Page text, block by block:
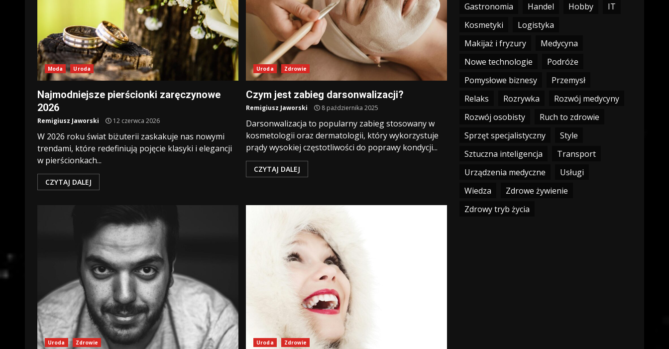
Moda Uroda
Najmodniejsze pierścionki zaręczynowe
2026
Remigiusz Jaworski 12 czerwca 2026
W 2026 roku świat biżuterii zaskakuje nas nowymi
trendami, które redefiniują pojęcie klasyki i elegancji
w pierścionkach...
CZYTAJ DALEJ
Uroda Zdrowie
Czym jest zabieg darsonwalizacji?
Remigiusz Jaworski 8 października 2025
Darsonwalizacja to popularny zabieg stosowany w
kosmetologii oraz dermatologii, który wykorzystuje
prądy wysokiej częstotliwości do poprawy kondycji...
CZYTAJ DALEJ
Uroda Zdrowie Uroda Zdrowie
Gastronomia
Handel Hobby
IT
Kosmetyki
Logistyka
Makijaż i fryzury
Medycyna
Nowe technologie
Podróże
Pomysłowe biznesy
Przemysł
Relaks
Rozrywka
Rozwój medycyny
Rozwój osobisty
Ruch to zdrowie
Sprzęt specjalistyczny
Style
Sztuczna inteligencja
Transport
Urządzenia medyczne
Usługi
Wiedza
Zdrowe żywienie
Zdrowy tryb życia